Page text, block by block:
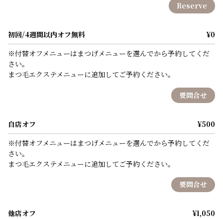
Reserve
初回/4週間以内オフ無料
¥0
※付替オフメニューはまつげメニューを選んでから予約してくだ
さい。
まつ毛エクステメニューに追加してご予約ください。
要問合せ
自店オフ
¥500
※付替オフメニューはまつげメニューを選んでから予約してくだ
さい。
まつ毛エクステメニューに追加してご予約ください。
要問合せ
他店オフ
¥1,050